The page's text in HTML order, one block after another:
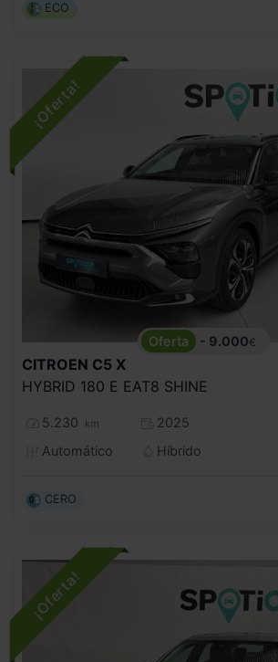
ECO
- 9.000€
CITROEN C5 X
HYBRID 180 E EAT8 SHINE
5.230 km
2025
Automático
Híbrido
CERO